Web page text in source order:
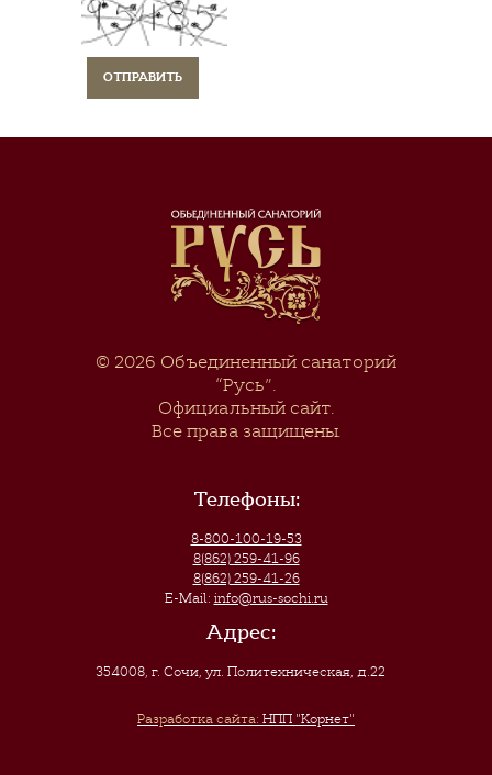
© 2026 Объединенный санаторий
“Русь”.
Официальный сайт.
Все права защищены.
Телефоны:
8-800-100-19-53
8(862) 259-41-96
8(862) 259-41-26
E-Mail: info@rus-sochi.ru
Адрес:
354008, г. Сочи,ул. Политехническая, д.22
Разработка сайта: НПП "Корнет"